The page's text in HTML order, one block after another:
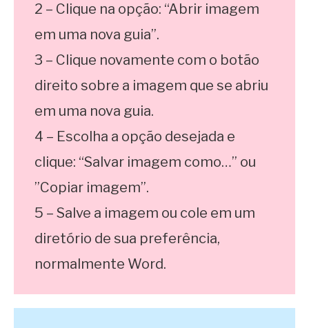
2 – Clique na opção: “Abrir imagem
em uma nova guia”.
3 – Clique novamente com o botão
direito sobre a imagem que se abriu
em uma nova guia.
4 – Escolha a opção desejada e
clique: “Salvar imagem como…” ou
”Copiar imagem”.
5 – Salve a imagem ou cole em um
diretório de sua preferência,
normalmente Word.